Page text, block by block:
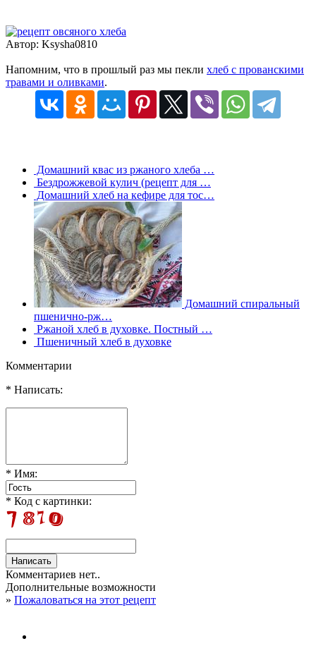
Автор: Ksysha0810
Напомним, что в прошлый раз мы пекли хлеб с прованскими
травами и оливками.
Домашний квас из ржаного хлеба …
Бездрожжевой кулич (рецепт для …
Домашний хлеб на кефире для тос…
Домашний спиральный
пшенично-рж…
Ржаной хлеб в духовке. Постный …
Пшеничный хлеб в духовке
Комментарии
* Написать:
* Имя:
* Код с картинки:
Комментариев нет..
Дополнительные возможности
» Пожаловаться на этот рецепт